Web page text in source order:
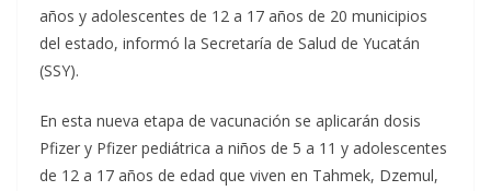
años y adolescentes de 12 a 17 años de 20 municipios
del estado, informó la Secretaría de Salud de Yucatán
(SSY).
En esta nueva etapa de vacunación se aplicarán dosis
Pfizer y Pfizer pediátrica a niños de 5 a 11 y adolescentes
de 12 a 17 años de edad que viven en Tahmek, Dzemul,